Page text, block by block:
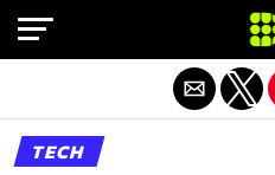
TECH
Exit